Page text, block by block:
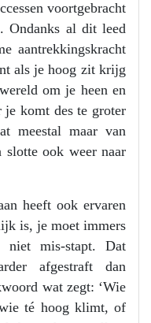
voortgebracht
Ondanks al dit leed
aantrekkingskracht
als je hoog zit krijg
om je heen en
je komt des te groter
meestal maar van
ook weer naar
heeft ook ervaren
is, je moet immers
niet mis-stapt. Dat
afgestraft dan
wat zegt: ‘Wie
té hoog klimt, of